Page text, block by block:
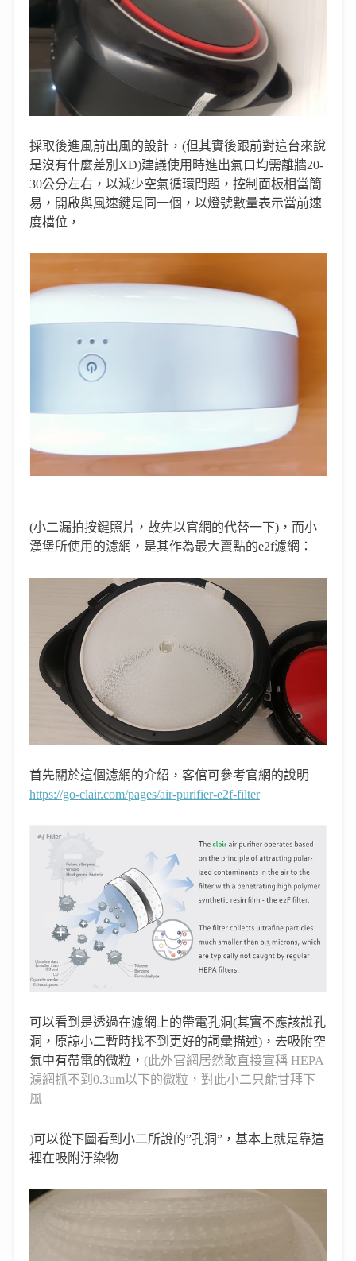
採取後進風前出風的設計， (但其實後跟前對這台來說
是沒有什麼差別XD)建議使用時進出氣口均需離牆20-
30公分左右， 以減少空氣循環問題， 控制面板相當簡
易，開啟與風速鍵是同一個，以燈號數量表示當前速
度檔位，
(小二漏拍按鍵照片，故先以官網的代替一下)， 而小
漢堡所使用的濾網，是其作為最大賣點的e2f濾網：
首先關於這個濾網的介紹，客倌可參考官網的說明
https://go-clair.com/pages/air-purifier-e2f-filter
可以看到是透過在濾網上的帶電孔洞(其實不應該說孔
洞，原諒小二暫時找不到更好的詞彙描述) ， 去吸附空
氣中有帶電的微粒， (此外官網居然敢直接宣稱 HEPA
濾網抓不到 0.3um以下的微粒，對此小二只能甘拜下
風
)可以從下圖看到小二所說的”孔洞” ，基本上就是靠這
裡在吸附汙染物